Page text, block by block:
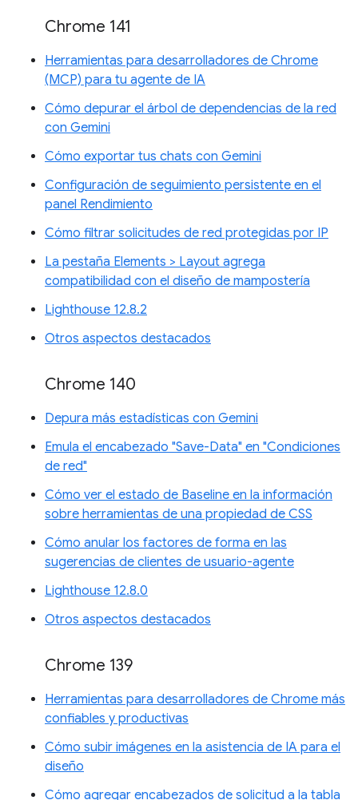
Chrome 141
Herramientas para desarrolladores de Chrome
(MCP) para tu agente de IA
Cómo depurar el árbol de dependencias de la red
con Gemini
Cómo exportar tus chats con Gemini
Configuración de seguimiento persistente en el
panel Rendimiento
Cómo filtrar solicitudes de red protegidas por IP
La pestaña Elements > Layout agrega
compatibilidad con el diseño de mampostería
Lighthouse 12.8.2
Otros aspectos destacados
Chrome 140
Depura más estadísticas con Gemini
Emula el encabezado "Save-Data" en "Condiciones
de red"
Cómo ver el estado de Baseline en la información
sobre herramientas de una propiedad de CSS
Cómo anular los factores de forma en las
sugerencias de clientes de usuario-agente
Lighthouse 12.8.0
Otros aspectos destacados
Chrome 139
Herramientas para desarrolladores de Chrome más
confiables y productivas
Cómo subir imágenes en la asistencia de IA para el
diseño
Cómo agregar encabezados de solicitud a la tabla